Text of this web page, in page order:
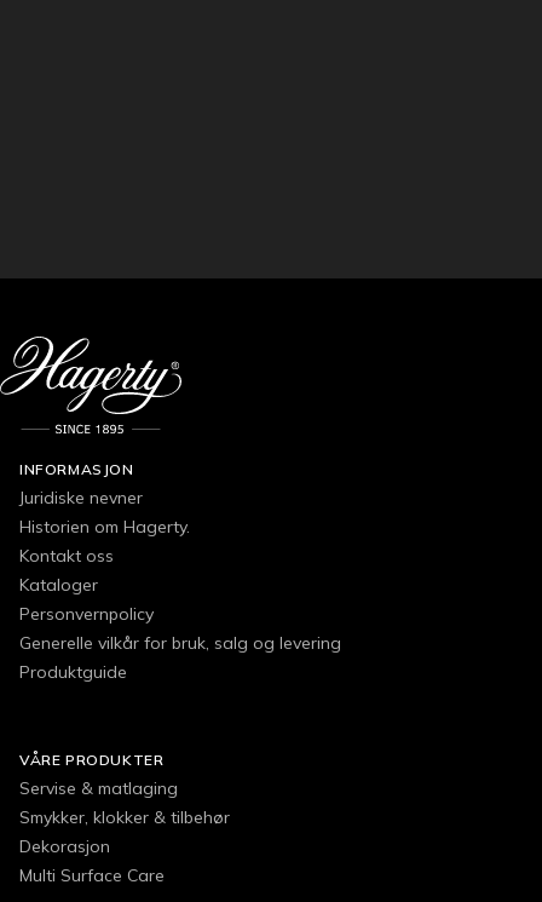
INFORMASJON
Juridiske nevner
Historien om Hagerty.
Kontakt oss
Kataloger
Personvernpolicy
Generelle vilkår for bruk, salg og levering
Produktguide
VÅRE PRODUKTER
Servise & matlaging
Smykker, klokker & tilbehør
Dekorasjon
Multi Surface Care